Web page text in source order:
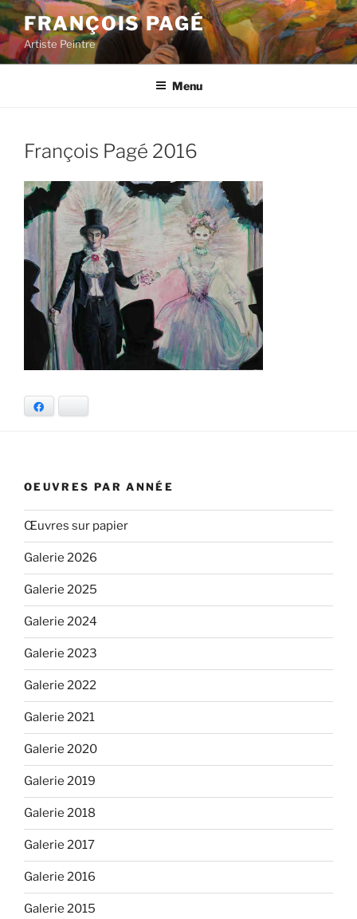
Aller
au
contenu
principal
FRANÇOIS PAGÉ
Artiste Peintre
Menu
François Pagé 2016
OEUVRES PAR ANNÉE
Œuvres sur papier
Galerie 2026
Galerie 2025
Galerie 2024
Galerie 2023
Galerie 2022
Galerie 2021
Galerie 2020
Galerie 2019
Galerie 2018
Galerie 2017
Galerie 2016
Galerie 2015